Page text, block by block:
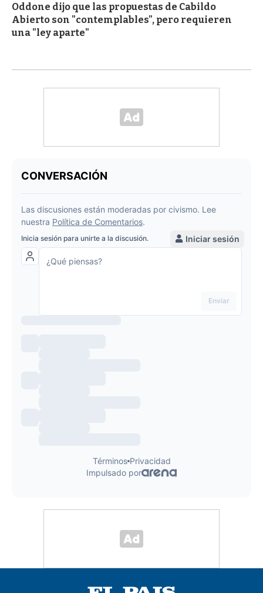
Oddone dijo que las propuestas de Cabildo
Abierto son "contemplables", pero requieren
una "ley aparte"